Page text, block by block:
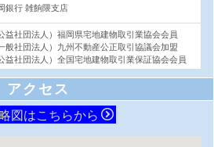
銀行 雑餉隈支店
公益社団法人）福岡県宅地建物取引業協会会員
一般社団法人）九州不動産公正取引協議会加盟
公益社団法人）全国宅地建物取引業保証協会会員
アクセス
図はこちらから